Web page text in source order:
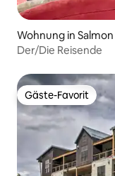
Wohnung in Salmon
Der/Die Reisende
Gäste-Favorit
Gäste-Favorit